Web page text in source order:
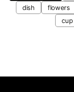
dish
flowers
cup